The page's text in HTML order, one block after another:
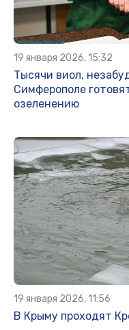
19 января 2026, 15:32
Тысячи виол,
Симферополе
озеленению
19 января 2026, 11:56
В Крыму проходят